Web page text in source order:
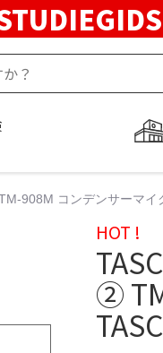
908M コンデンサーマ
HOT !
②